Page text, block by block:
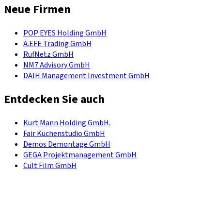
Neue Firmen
POP EYES Holding GmbH
A.EFE Trading GmbH
RufNetz GmbH
NM7 Advisory GmbH
DAIH Management Investment GmbH
Entdecken Sie auch
Kurt Mann Holding GmbH.
Fair Küchenstudio GmbH
Demos Demontage GmbH
GEGA Projektmanagement GmbH
Cult Film GmbH